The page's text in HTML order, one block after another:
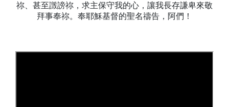
祢、甚至譭謗祢，求主保守我的心，讓我長存謙卑來敬
拜事奉祢。奉耶穌基督的聖名禱告，阿們！